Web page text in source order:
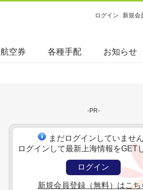
ログイン 新規会
航空券 各種手配 お知らせ
-PR-
まだログインしていません
ログインして最新上海情報をGET
ログイン
新規会員登録（無料）はこち